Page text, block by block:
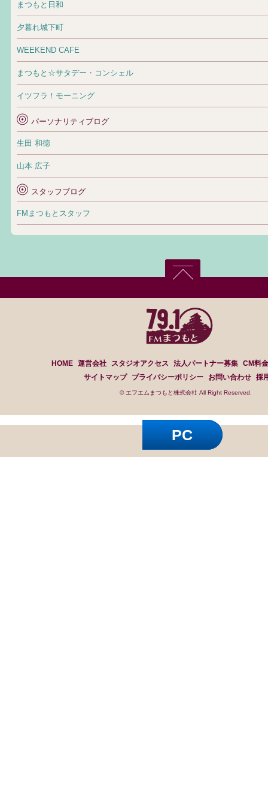
まつもと日和
夕暮れ城下町
WEEKEND CAFE
まつもと☆サタデー・コンシェル
イツフラ！モーニング
パーソナリティブログ
生田 和徳
山本 広子
スタッフブログ
FMまつもとスタッフ
HOME 運営会社 スタジオアクセス 法人パートナー募集 CM料
サイトマップ
プライバシーポリシー お問い合わせ 採
© エフエムまつもと株式会社 All Right Reserved.
PC